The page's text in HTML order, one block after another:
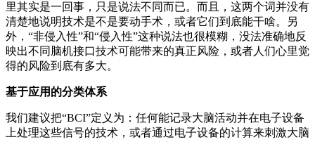
里其实是一回事，只是说法不同而已。而且，这两个词并没有
清楚地说明技术是不是要动手术，或者它们到底能干啥。另
外，“非侵入性”和“侵入性”这种说法也很模糊，没法准确地反
映出不同脑机接口技术可能带来的真正风险，或者人们心里觉
得的风险到底有多大。
基于应用的分类体系
我们建议把“BCI”定义为：任何能记录大脑活动并在电子设备
上处理这些信号的技术，或者通过电子设备的计算来刺激大脑